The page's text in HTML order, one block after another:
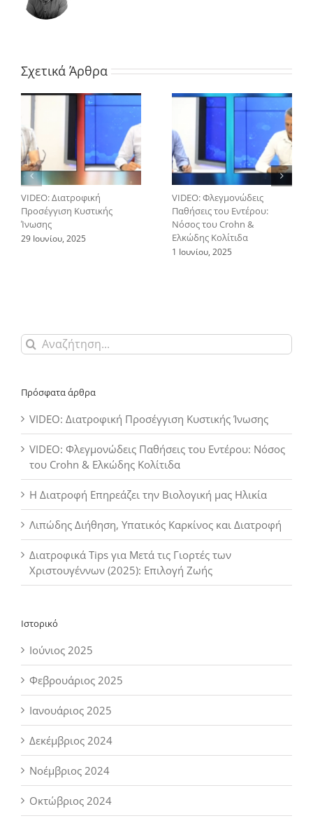
Σχετικά Άρθρα
VIDEO: Διατροφική
Προσέγγιση Κυστικής
Ίνωσης
29 Ιουνίου, 2025
VIDEO: Φλεγμονώδεις
Παθήσεις του Εντέρου:
Νόσος του Crohn &
Ελκώδης Κολίτιδα
1 Ιουνίου, 2025
Αναζήτηση
για:
Πρόσφατα άρθρα
VIDEO: Διατροφική Προσέγγιση Κυστικής Ίνωσης
VIDEO: Φλεγμονώδεις Παθήσεις του Εντέρου: Νόσος
του Crohn & Ελκώδης Κολίτιδα
Η Διατροφή Επηρεάζει την Βιολογική μας Ηλικία
Λιπώδης Διήθηση, Υπατικός Καρκίνος και Διατροφή
Διατροφικά Tips για Μετά τις Γιορτές των
Χριστουγέννων (2025): Επιλογή Ζωής
Ιστορικό
Ιούνιος 2025
Φεβρουάριος 2025
Ιανουάριος 2025
Δεκέμβριος 2024
Νοέμβριος 2024
Οκτώβριος 2024